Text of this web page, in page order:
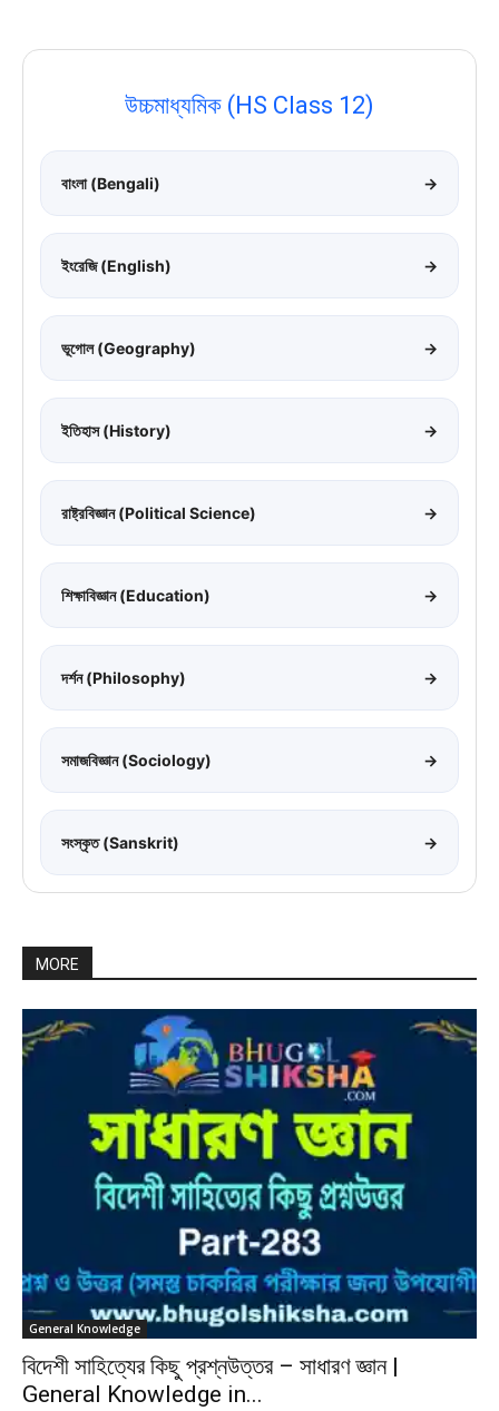
উচ্চমাধ্যমিক (HS Class 12)
বাংলা (Bengali) →
ইংরেজি (English) →
ভূগোল (Geography) →
ইতিহাস (History) →
রাষ্ট্রবিজ্ঞান (Political Science) →
শিক্ষাবিজ্ঞান (Education) →
দর্শন (Philosophy) →
সমাজবিজ্ঞান (Sociology) →
সংস্কৃত (Sanskrit) →
MORE
General Knowledge
বিদেশী সাহিত্যের কিছু প্রশ্নউত্তর – সাধারণ জ্ঞান |
General Knowledge in...